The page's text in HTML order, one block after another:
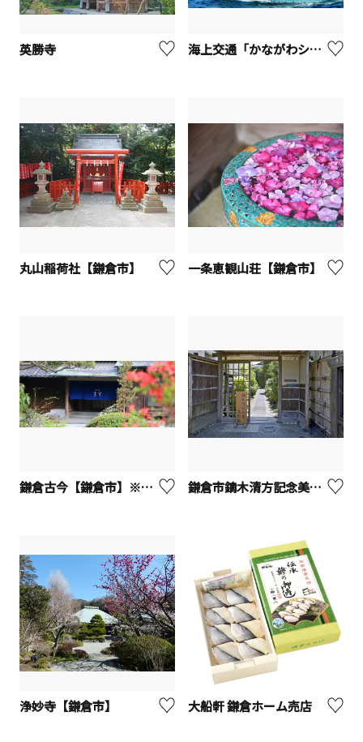
英勝寺 海上交通「かながわシーライド」
丸山稲荷社【鎌倉市】 一条恵観山荘【鎌倉市】
鎌倉古今【鎌倉市】※観光事業者向けUV 鎌倉市鏑木清方記念美術館
浄妙寺【鎌倉市】 大船軒 鎌倉ホーム売店